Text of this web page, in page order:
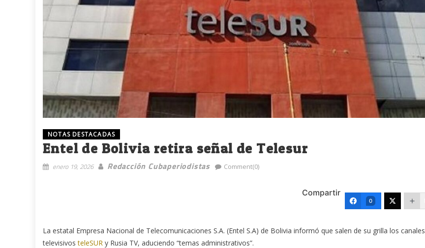
NOTAS DESTACADAS
Entel de Bolivia retira señal de Telesur
enero 19, 2026 Redacción Cubaperiodistas Comment(0)
Compartir
0
La estatal Empresa Nacional de Telecomunicaciones S.A. (Entel S.A) de Bolivia informó que salen de su grilla los canales
televisivosteleSUR y Rusia TV, aduciendo “temas administrativos”.